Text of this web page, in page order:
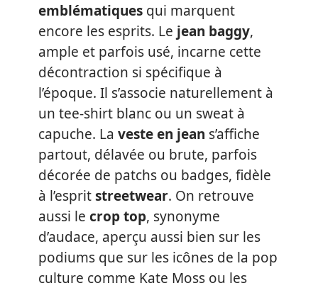
emblématiques qui marquent
encore les esprits. Le jean baggy,
ample et parfois usé, incarne cette
décontraction si spécifique à
l’époque. Il s’associe naturellement à
un tee-shirt blanc ou un sweat à
capuche. La veste en jean s’affiche
partout, délavée ou brute, parfois
décorée de patchs ou badges, fidèle
à l’espritstreetwear. On retrouve
aussi le crop top, synonyme
d’audace, aperçu aussi bien sur les
podiums que sur les icônes de la pop
culture comme Kate Moss ou les